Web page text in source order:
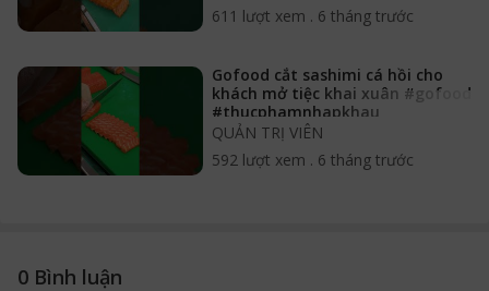
611 lượt xem . 6 tháng trước
Gofood cắt sashimi cá hồi cho
khách mở tiệc khai xuân #gofood
#thucphamnhapkhau
#sashimicahoi
QUẢN TRỊ VIÊN
592 lượt xem . 6 tháng trước
0 Bình luận